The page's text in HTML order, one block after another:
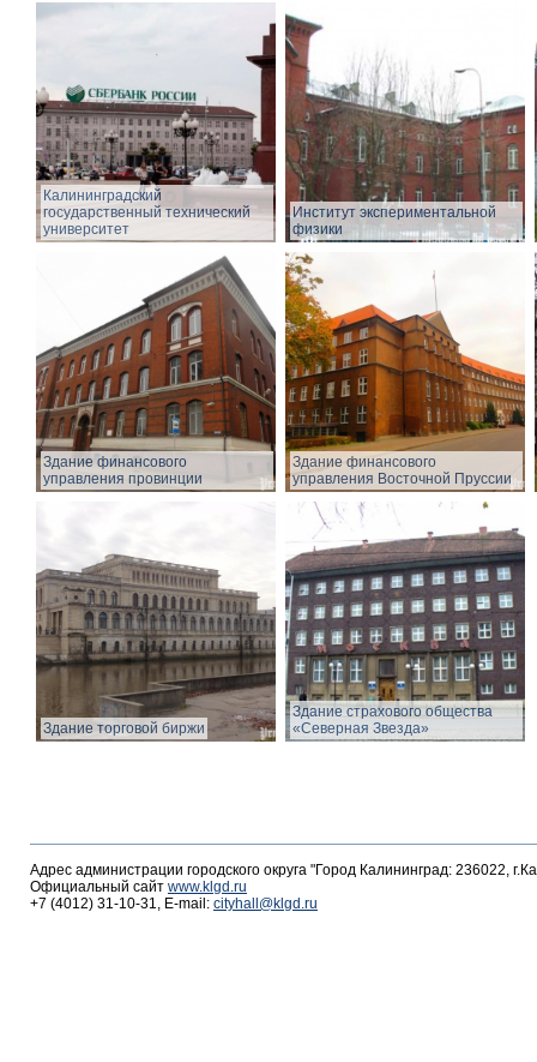
Калининградский
государственный технический
университет
Институт экспериментальной
физики
Здание финансового
управления провинции
Здание финансового
управления Восточной Пруссии
Здание торговой биржи
Здание страхового общества
«Северная Звезда»
Адрес администрации городского округа "Город Калининград: 236022,
Официальный сайт www.klgd.ru
+7 (4012) 31-10-31, E-mail: cityhall@klgd.ru